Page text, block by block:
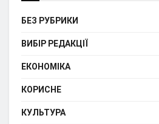
БЕЗ РУБРИКИ
ВИБІР РЕДАКЦІЇ
ЕКОНОМІКА
КОРИСНЕ
КУЛЬТУРА